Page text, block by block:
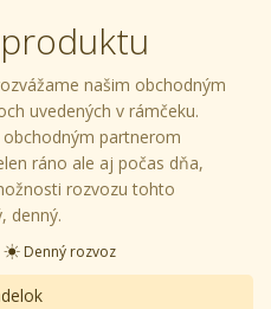
našim obchodným
uvedených v rámčeku.
partnerom
ráno ale aj počas dňa,
rozvozu tohto
denný.
Denný rozvoz